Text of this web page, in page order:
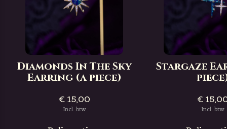
Diamonds In The Sky
Earring (a piece)
€ 15,00
Incl. btw
Stargaze
€
Incl. btw